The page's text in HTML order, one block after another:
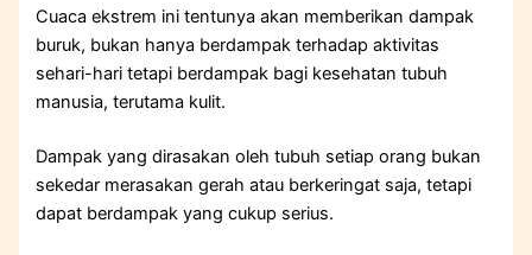
Cuaca ekstrem ini tentunya akan memberikan dampak
buruk, bukan hanya berdampak terhadap aktivitas
sehari-hari tetapi berdampak bagi kesehatan tubuh
manusia, terutama kulit.
Dampak yang dirasakan oleh tubuh setiap orang bukan
sekedar merasakan gerah atau berkeringat saja, tetapi
dapat berdampak yang cukup serius.